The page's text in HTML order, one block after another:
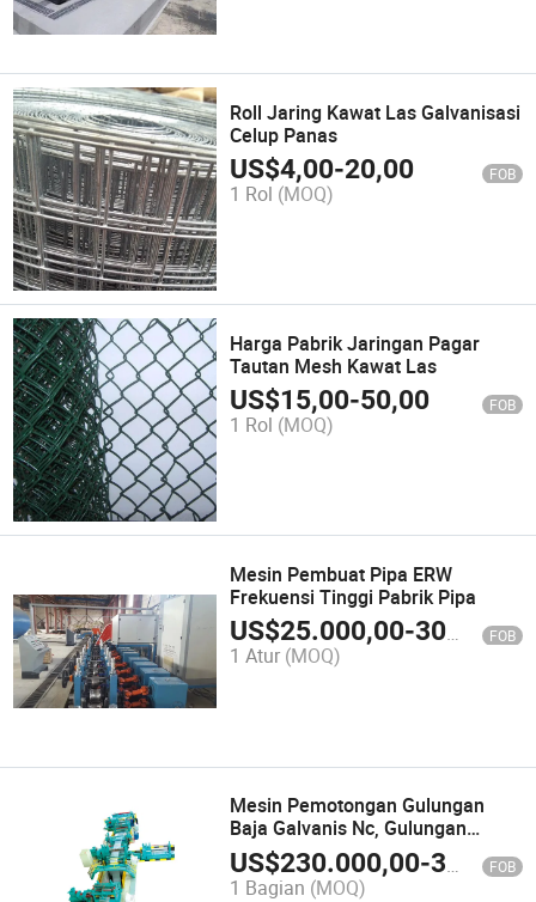
Roll Jaring Kawat Las Galvanisasi
Celup Panas
US$4,00-20,00 FOB
1 Rol (MOQ)
Harga Pabrik Jaringan Pagar
Tautan Mesh Kawat Las
US$15,00-50,00 FOB
1 Rol (MOQ)
Mesin Pembuat Pipa ERW
Frekuensi Tinggi Pabrik Pipa
US$25.000,00-300.000,00 FOB
1 Atur (MOQ)
Mesin Pemotongan Gulungan
Baja Galvanis Nc, Gulungan
Aluminium, Gulungan Baja Tahan
Karat, Lembaran Baja
US$230.000,00-300.000,00 FOB
1 Bagian (MOQ)